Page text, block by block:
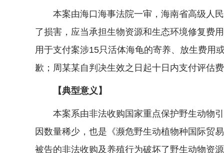
本案由海口海事法院一审，海南省高级人民
了损害，应当承担生物资源和生态环境修复费
用于支付案涉15只活体海龟的寄养、放生费用
歉；周某某自判决生效之日起十日内支付评估
【典型意义】
本案系由非法收购国家重点保护野生动物引
因数量稀少，也是《濒危野生动植物种国际贸
被告的非法收购及养殖行为破坏了野生动物资